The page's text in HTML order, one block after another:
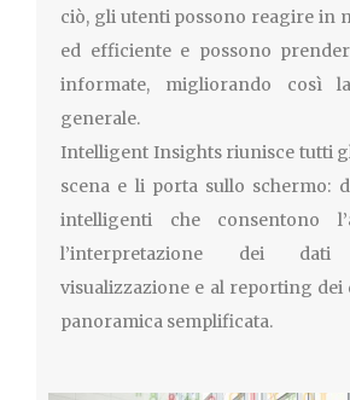
ciò, gli utenti possono reagire in
ed efficiente e possono
informate, migliorando così
generale.
Intelligent Insights riunisce tutti
scena e li porta sullo schermo:
intelligenti che consentono
l’interpretazione dei
visualizzazione e al reporting dei
panoramica semplificata.